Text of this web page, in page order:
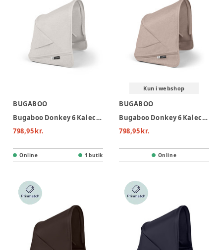
BUGABOO
Bugaboo Donkey 6 Kaleche - Misty White
798,95 kr.
Online 1 butik
Kun i webshop
BUGABOO
Bugaboo Donkey 6 Kaleche - Desert Taupe Mélange
798,95 kr.
Online